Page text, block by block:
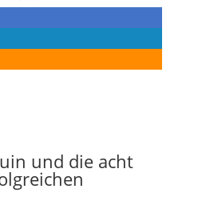
und die acht